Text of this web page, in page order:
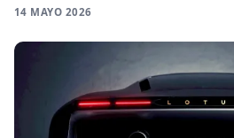
14 MAYO 2026